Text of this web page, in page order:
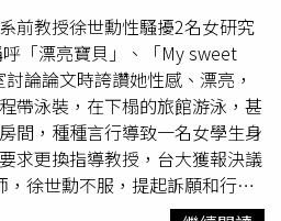
不過高院法官認定誣告罪的積極
用一審馬姓牙醫和診所人資的供
醫一、二審都沒請律師仍獲判勝
無罪確定。至於馬姓牙醫與林姓
林姓女子提告要求給付加班費2
明書，但新北地院發現她退群對
除我」、「記得將我所有的權限
不再繼續工作並終止勞動契約，
鈕等改革措施可能引發不同意
始討論，「我要的，就是那個萬
安全外，楊媽媽未來也將持續關
育支持及早期介入機制，希望真
發現、及早協助，降低再次發生
對楊家而言，公開姓名只是漫長
正想完成的，是讓承勳的離開成
孩子因此獲得保護。另一方面，
前教授徐世勳性騷擾2名女研究
「漂亮寶貝」、「My sweet
論論文時誇讚她性感、漂亮，
帶泳裝，在下榻的旅館游泳，甚
間，種種言行導致一名女學生身
求更換指導教授，台大獲報決議
徐世勳不服，提起訴願和行政
程序，最終結局出爐，最高行政